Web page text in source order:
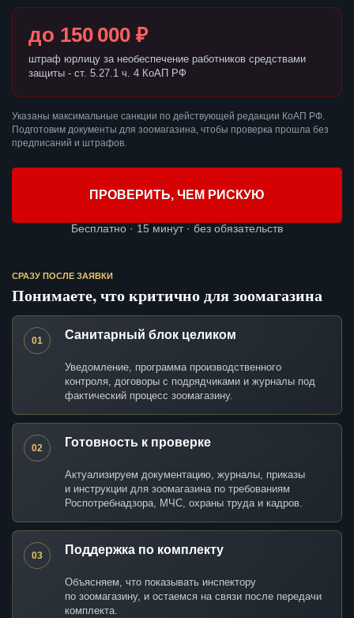
до 150 000 ₽
штраф юрлицу за необеспечение работников средствами
защиты - ст. 5.27.1 ч. 4 КоАП РФ
Указаны максимальные санкции по действующей редакции КоАП РФ.
Подготовим документы для зоомагазина, чтобы проверка прошла без
предписаний и штрафов.
ПРОВЕРИТЬ, ЧЕМ РИСКУЮ
Бесплатно · 15 минут · без обязательств
СРАЗУ ПОСЛЕ ЗАЯВКИ
Понимаете, что критично для зоомагазина
01 Санитарный блок целиком
Уведомление, программа производственного
контроля, договоры с подрядчиками и журналы под
фактический процесс зоомагазину.
02 Готовность к проверке
Актуализируем документацию, журналы, приказы
и инструкции для зоомагазина по требованиям
Роспотребнадзора, МЧС, охраны труда и кадров.
03 Поддержка по комплекту
Объясняем, что показывать инспектору
по зоомагазину, и остаемся на связи после передачи
комплекта.